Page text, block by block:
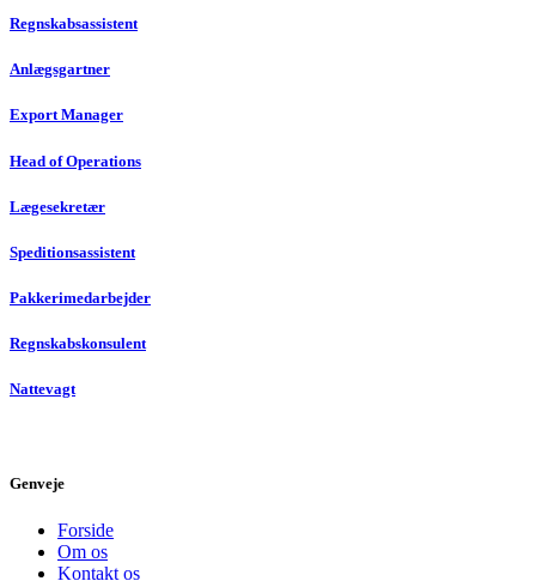
Regnskabsassistent
Anlægsgartner
Export Manager
Head of Operations
Lægesekretær
Speditionsassistent
Pakkerimedarbejder
Regnskabskonsulent
Nattevagt
Genveje
Forside
Om os
Kontakt os